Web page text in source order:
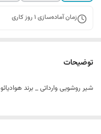
زمان آماده‌سازی 1 روز کاری
توضیحات
شیر روشویی وارداتی _ برند هوادیائو